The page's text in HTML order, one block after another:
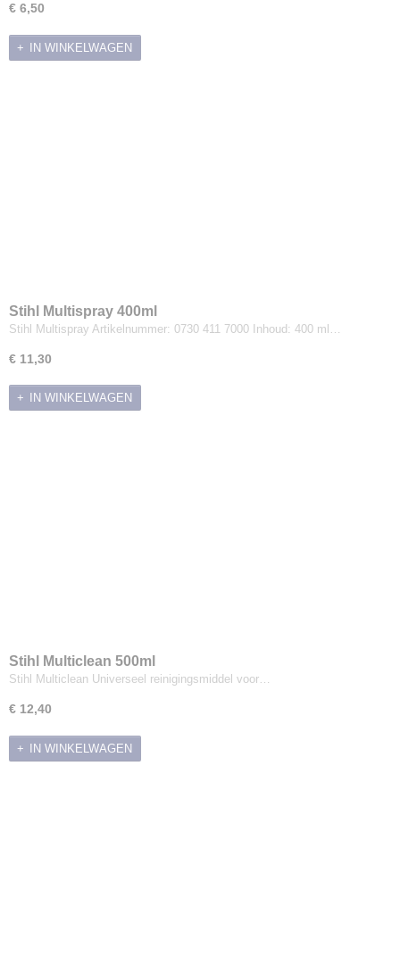
€ 6,50
IN WINKELWAGEN
Stihl Multispray 400ml
Stihl Multispray Artikelnummer: 0730 411 7000 Inhoud: 400 ml…
€ 11,30
IN WINKELWAGEN
Stihl Multiclean 500ml
Stihl Multiclean Universeel reinigingsmiddel voor…
€ 12,40
IN WINKELWAGEN